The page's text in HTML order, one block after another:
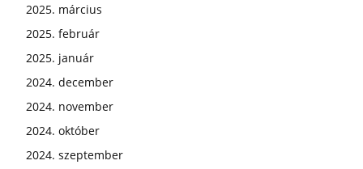
2025. március
2025. február
2025. január
2024. december
2024. november
2024. október
2024. szeptember